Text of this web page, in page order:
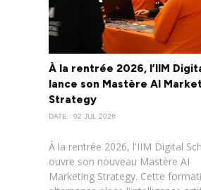
À la rentrée 2026, l’IIM
lance son Mastère AI
Strategy
DATE : 02 JUL 2026
À la rentrée 2026, l'IIM Digital
ouvre son nouveau Mastère AI
Marketing Strategy. Cette